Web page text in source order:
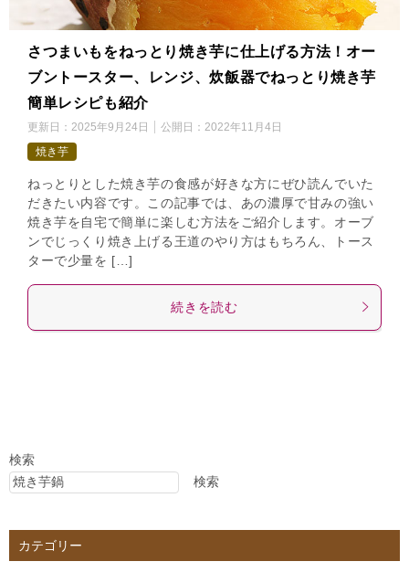
さつまいもをねっとり焼き芋に仕上げる方法！オー
ブントースター、レンジ、炊飯器でねっとり焼き芋
簡単レシピも紹介
更新日： 2025年9月24日 公開日： 2022年11月4日
焼き芋
ねっとりとした焼き芋の食感が好きな方にぜひ読んでいた
だきたい内容です。この記事では、あの濃厚で甘みの強い
焼き芋を自宅で簡単に楽しむ方法をご紹介します。オーブ
ンでじっくり焼き上げる王道のやり方はもちろん、トース
ターで少量を […]
続きを読む
検索
検索
カテゴリー